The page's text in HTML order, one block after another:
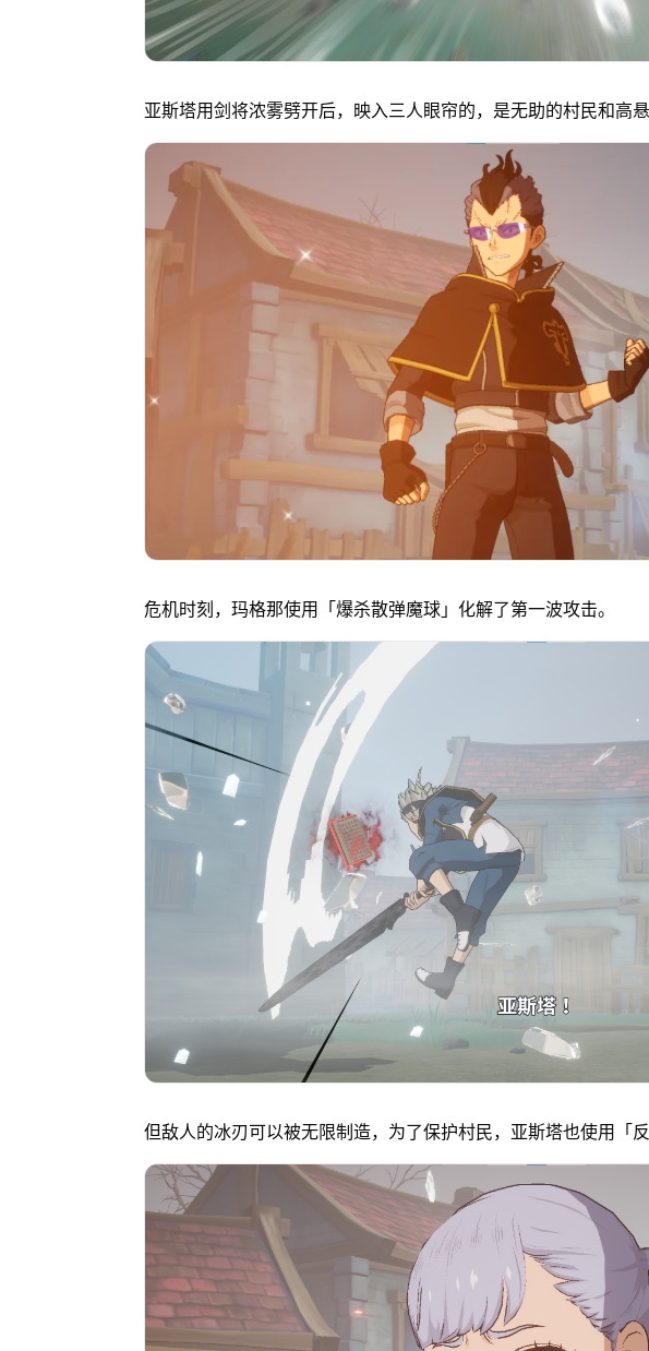
亚斯塔用剑将浓雾劈开后，映入三人眼帘的，是无助的村民和高
危机时刻，玛格那使用「爆杀散弹魔球」化解了第一波攻击。
但敌人的冰刃可以被无限制造，为了保护村民，亚斯塔也使用「